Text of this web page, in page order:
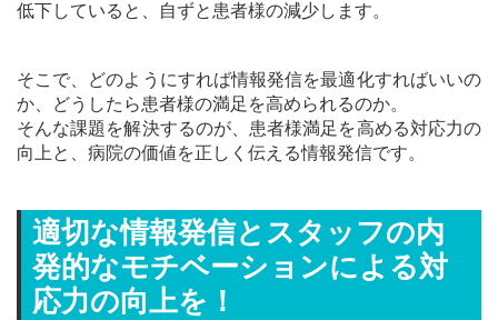
低下していると、自ずと患者様の減少します。
そこで、どのようにすれば情報発信を最適化すればいいの
か、どうしたら患者様の満足を高められるのか。
そんな課題を解決するのが、患者様満足を高める対応力の
向上と、病院の価値を正しく伝える情報発信です。
適切な情報発信とスタッフの内
発的なモチベーションによる対
応力の向上を！